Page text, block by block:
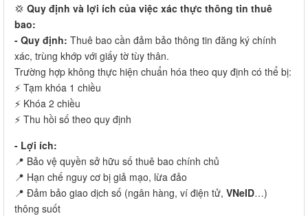
💢 Quy định và lợi ích của việc xác thực thông tin thuê
bao:
- Quy định: Thuê bao cần đảm bảo thông tin đăng ký chính
xác, trùng khớp với giấy tờ tùy thân.
Trường hợp không thực hiện chuẩn hóa theo quy định có thể bị:
⚡️ Tạm khóa 1 chiều
⚡️ Khóa 2 chiều
⚡️ Thu hồi số theo quy định
- Lợi ích:
📍 Bảo vệ quyền sở hữu số thuê bao chính chủ
📍 Hạn chế nguy cơ bị giả mạo, lừa đảo
📍 Đảm bảo giao dịch số (ngân hàng, ví điện tử, VNeID…)
thông suốt